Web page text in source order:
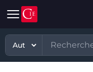
Automobile
Voitures d'occasion
Grande vente
Matériel,
Matériel professionnel
TP